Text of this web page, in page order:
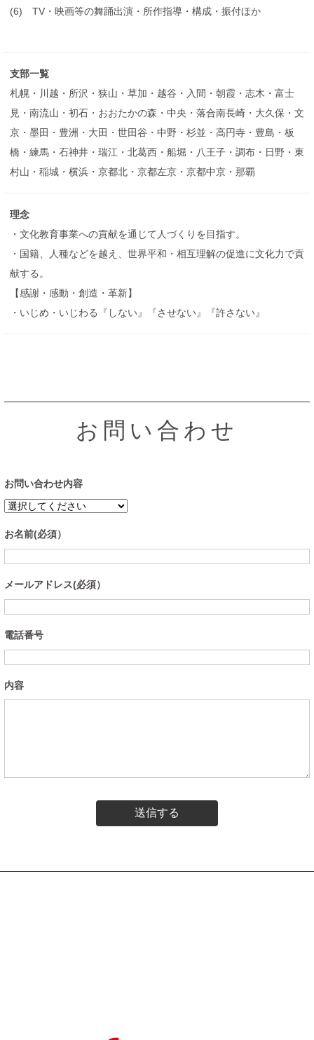
(6) TV・映画等の舞踊出演・所作指導・構成・振付ほか
支部一覧
札幌・川越・所沢・狭山・草加・越谷・入間・朝霞・志木・富士
見・南流山・初石・おおたかの森・中央・落合南長崎・大久保・文
京・墨田・豊洲・大田・世田谷・中野・杉並・高円寺・豊島・板
橋・練馬・石神井・瑞江・北葛西・船堀・八王子・調布・日野・東
村山・稲城・横浜・京都北・京都左京・京都中京・那覇
理念
・文化教育事業への貢献を通じて人づくりを目指す。
・国籍、人種などを越え、世界平和・相互理解の促進に文化力で貢
献する。
【感謝・感動・創造・革新】
・いじめ・いじわる『しない』『させない』『許さない』
お問い合わせ
お問い合わせ内容
お名前(必須）
メールアドレス(必須）
電話番号
内容